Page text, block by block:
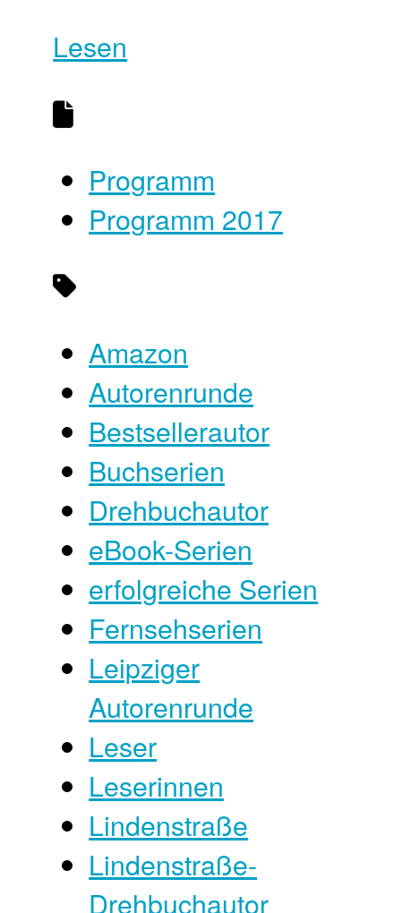
Lesen
Programm
Programm 2017
Amazon
Autorenrunde
Bestsellerautor
Buchserien
Drehbuchautor
eBook-Serien
erfolgreiche Serien
Fernsehserien
Leipziger
Autorenrunde
Leser
Leserinnen
Lindenstraße
Lindenstraße-
Drehbuchautor